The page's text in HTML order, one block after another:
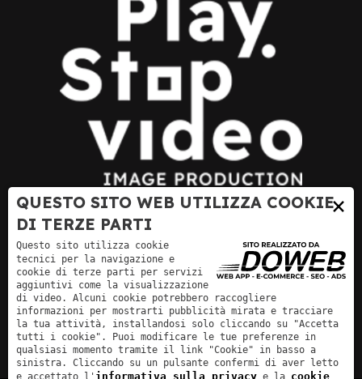
×
QUESTO SITO WEB UTILIZZA COOKIE
DI TERZE PARTI
Questo sito utilizza cookie
tecnici per la navigazione e
cookie di terze parti per servizi
aggiuntivi come la visualizzazione
di video. Alcuni cookie potrebbero raccogliere
informazioni per mostrarti pubblicità mirata e tracciare
la tua attività, installandosi solo cliccando su "Accetta
tutti i cookie". Puoi modificare le tue preferenze in
qualsiasi momento tramite il link "Cookie" in basso a
sinistra. Cliccando su un pulsante confermi di aver letto
e accettato l' informativa sulla privacy e la cookie